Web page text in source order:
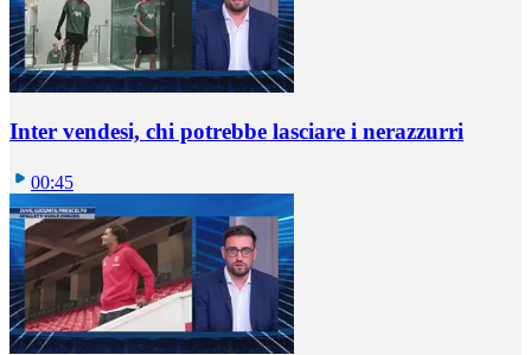
Inter vendesi, chi potrebbe lasciare i nerazzurri
00:45